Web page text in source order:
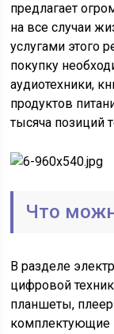
предлагает
на все случаи
услугами этого
покупку
аудиотехники,
продуктов
тысяча позиций
Что
В разделе
цифровой
планшеты,
комплектующие